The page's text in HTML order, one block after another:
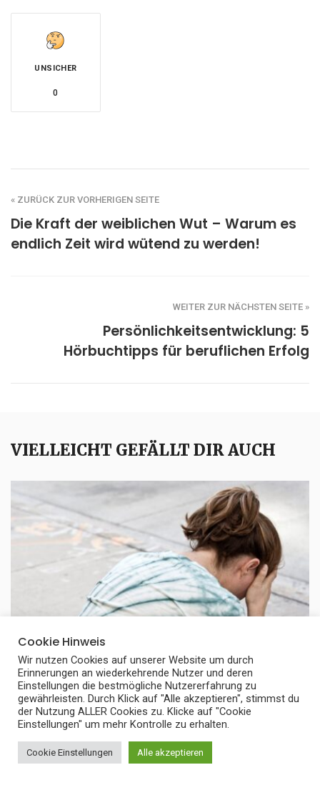
UNSICHER
0
« ZURÜCK ZUR VORHERIGEN SEITE
Die Kraft der weiblichen Wut – Warum es
endlich Zeit wird wütend zu werden!
WEITER ZUR NÄCHSTEN SEITE »
Persönlichkeitsentwicklung: 5
Hörbuchtipps für beruflichen Erfolg
VIELLEICHT GEFÄLLT DIR AUCH
INSPIRATION
Starke Gedanken – harte aber wahre
Sprüche für mehr Klarheit, Mut und innere
Stärke
Cookie Hinweis
Wir nutzen Cookies auf unserer Website um durch
Erinnerungen an wiederkehrende Nutzer und deren
Einstellungen die bestmögliche Nutzererfahrung zu
gewährleisten. Durch Klick auf "Alle akzeptieren", stimmst du
der Nutzung ALLER Cookies zu. Klicke auf "Cookie
Einstellungen" um mehr Kontrolle zu erhalten.
Cookie Einstellungen Alle akzeptieren